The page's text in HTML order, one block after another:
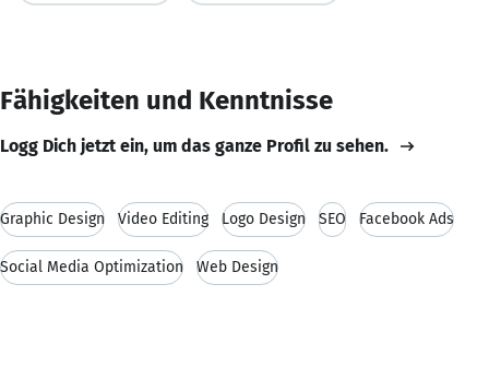
Fähigkeiten und Kenntnisse
Logg Dich jetzt ein, um das ganze Profil zu sehen.
Graphic Design Video Editing Logo Design SEO Facebook Ads
Social Media Optimization Web Design